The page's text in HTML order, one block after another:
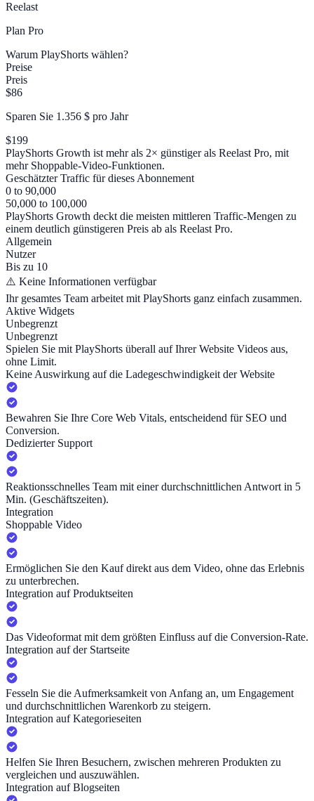
Reelast
Plan Pro
Warum PlayShorts wählen?
Preise
Preis
$86
Sparen Sie 1.356 $ pro Jahr
$199
PlayShorts Growth ist mehr als 2× günstiger als Reelast Pro, mit
mehr Shoppable-Video-Funktionen.
Geschätzter Traffic für dieses Abonnement
0 to 90,000
50,000 to 100,000
PlayShorts Growth deckt die meisten mittleren Traffic-Mengen zu
einem deutlich günstigeren Preis ab als Reelast Pro.
Allgemein
Nutzer
Bis zu 10
⚠️ Keine Informationen verfügbar
Ihr gesamtes Team arbeitet mit PlayShorts ganz einfach zusammen.
Aktive Widgets
Unbegrenzt
Unbegrenzt
Spielen Sie mit PlayShorts überall auf Ihrer Website Videos aus,
ohne Limit.
Keine Auswirkung auf die Ladegeschwindigkeit der Website
Bewahren Sie Ihre Core Web Vitals, entscheidend für SEO und
Conversion.
Dedizierter Support
Reaktionsschnelles Team mit einer durchschnittlichen Antwort in 5
Min. (Geschäftszeiten).
Integration
Shoppable Video
Ermöglichen Sie den Kauf direkt aus dem Video, ohne das Erlebnis
zu unterbrechen.
Integration auf Produktseiten
Das Videoformat mit dem größten Einfluss auf die Conversion-Rate.
Integration auf der Startseite
Fesseln Sie die Aufmerksamkeit von Anfang an, um Engagement
und durchschnittlichen Warenkorb zu steigern.
Integration auf Kategorieseiten
Helfen Sie Ihren Besuchern, zwischen mehreren Produkten zu
vergleichen und auszuwählen.
Integration auf Blogseiten